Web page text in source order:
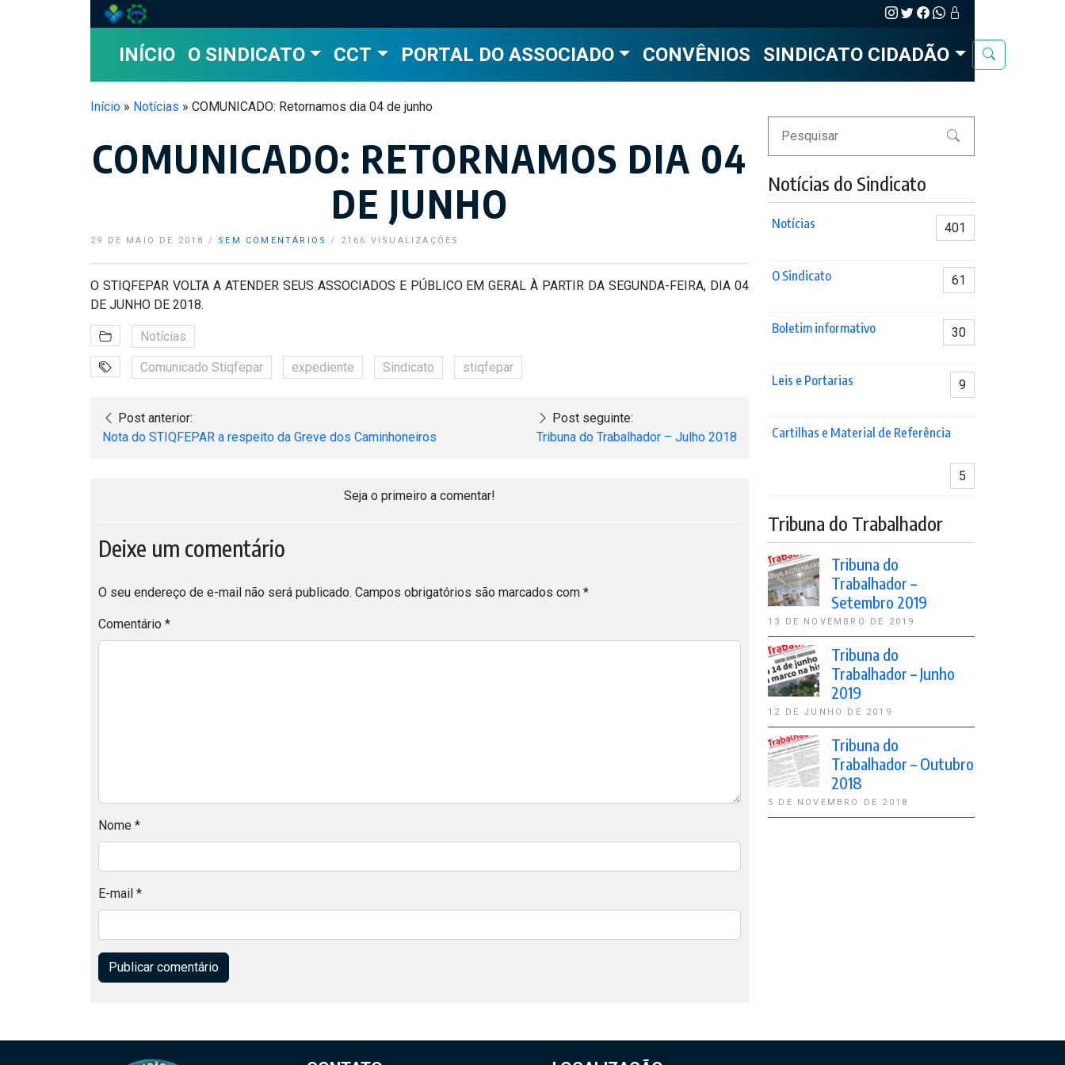
Skip to main content
INÍCIO O SINDICATO CCT PORTAL DO ASSOCIADO CONVÊNIOS SINDICATO CIDADÃO
Início » Notícias » COMUNICADO: Retornamos dia 04 de junho
COMUNICADO: RETORNAMOS DIA 04
DE JUNHO
29 DE MAIO DE 2018 / SEM COMENTÁRIOS / 2166 VISUALIZAÇÕES
O STIQFEPAR VOLTA A ATENDER SEUS ASSOCIADOS E PÚBLICO EM GERAL À PARTIR DA SEGUNDA-FEIRA, DIA 04
DE JUNHO DE 2018.
Notícias
Comunicado Stiqfepar expediente Sindicato stiqfepar
Post anterior:
Nota do STIQFEPAR a respeito da Greve dos Caminhoneiros
Post seguinte:
Tribuna do Trabalhador – Julho 2018
Seja o primeiro a comentar!
Deixe um comentário
O seu endereço de e-mail não será publicado. Campos obrigatórios são marcados com *
Comentário *
Nome *
E-mail *
Pesquisar
Notícias do Sindicato
Notícias 401
O Sindicato 61
Boletim informativo 30
Leis e Portarias 9
Cartilhas e Material de Referência
5
Tribuna do Trabalhador
Tribuna do
Trabalhador –
Setembro 2019
13 DE NOVEMBRO DE 2019
Tribuna do
Trabalhador – Junho
2019
12 DE JUNHO DE 2019
Tribuna do
Trabalhador – Outubro
2018
5 DE NOVEMBRO DE 2018